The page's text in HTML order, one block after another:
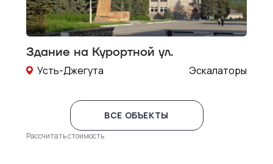
Здание на Курортной ул.
Усть-Джегута Эскалаторы
ВСЕ ОБЪЕКТЫ
Рассчитать стоимость